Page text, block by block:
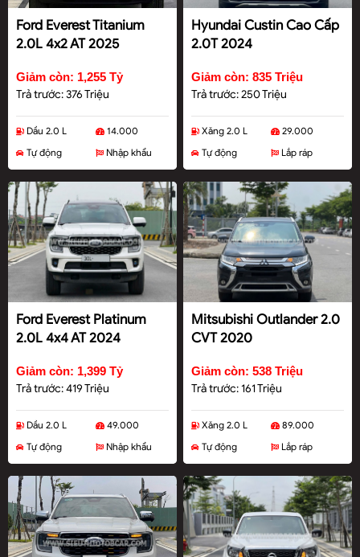
Ford Everest Titanium
2.0L 4x2 AT 2025
Giảm còn: 1,255 Tỷ
Trả trước: 376 Triệu
Dầu 2.0 L
14.000
Tự động
Nhập khẩu
Hyundai Custin Cao Cấp
2.0T 2024
Giảm còn: 835 Triệu
Trả trước: 250 Triệu
Xăng 2.0 L
29.000
Tự động
Lắp ráp
Ford Everest Platinum
2.0L 4x4 AT 2024
Giảm còn: 1,399 Tỷ
Trả trước: 419 Triệu
Dầu 2.0 L
49.000
Tự động
Nhập khẩu
Mitsubishi Outlander 2.0
CVT 2020
Giảm còn: 538 Triệu
Trả trước: 161 Triệu
Xăng 2.0 L
89.000
Tự động
Lắp ráp